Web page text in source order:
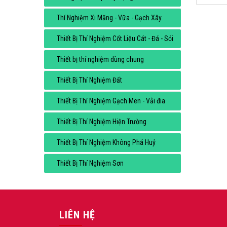
Thí Nghiệm Xi Măng - Vữa - Gạch Xây
Thiết Bị Thí Nghiệm Cốt Liệu Cát - Đá - Sỏi
Thiết bị thí nghiệm dùng chung
Thiết Bị Thí Nghiệm Đất
Thiết Bị Thí Nghiệm Gạch Men - Vải đia
Thiết Bị Thí Nghiệm Hiện Trường
Thiết Bị Thí Nghiệm Không Phá Huỷ
Thiết Bị Thí Nghiệm Sơn
LIÊN HỆ